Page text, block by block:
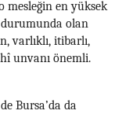
mesleğin en yüksek
durumunda olan
varlıklı, itibarlı,
unvanı önemli.
Bursa’da da